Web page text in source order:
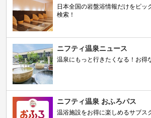
日本全国の岩盤浴情報だけをピッ
検索！
ニフティ温泉ニュース
温泉にもっと行きたくなる！お得
ニフティ温泉 おふろパス
温浴施設をお得に楽しめるサブス